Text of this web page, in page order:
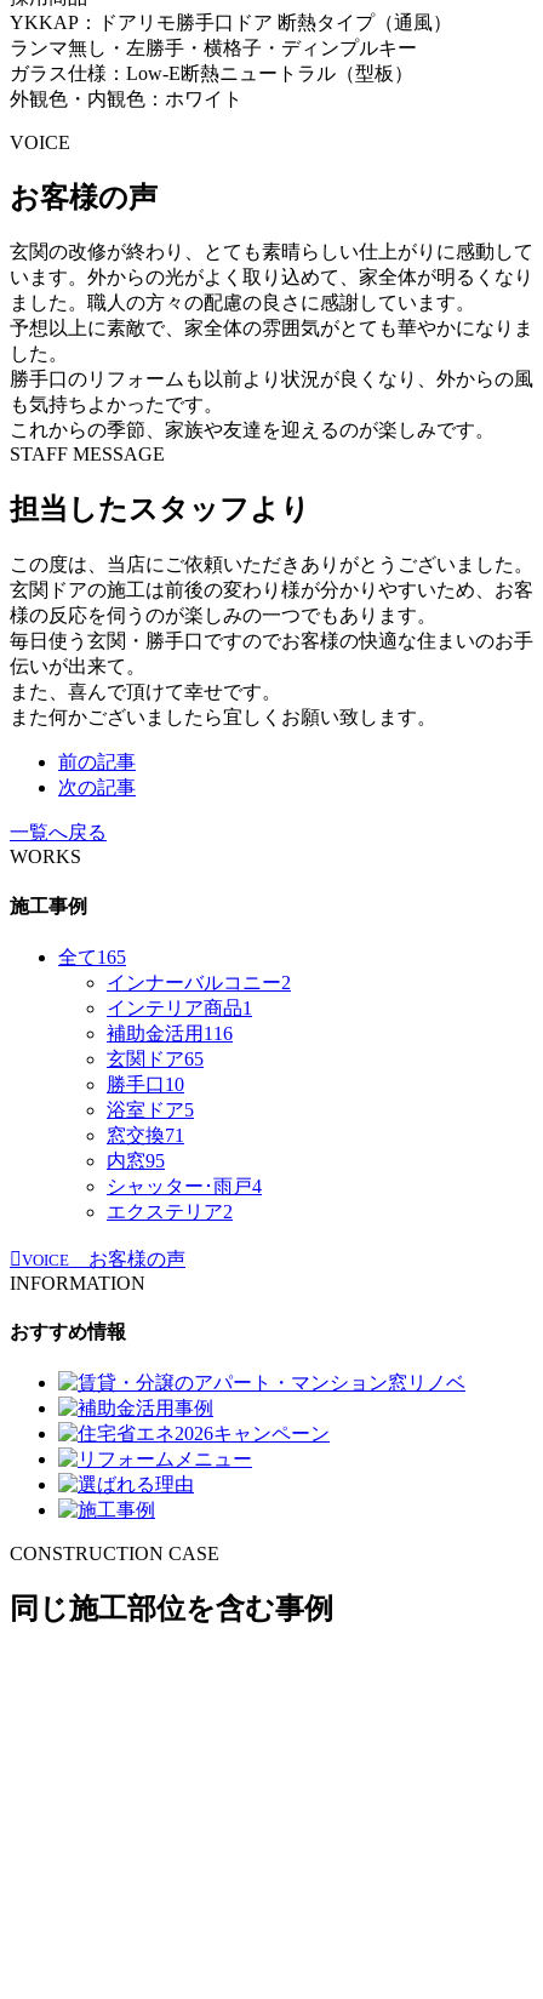
YKKAP：ドアリモ勝手口ドア 断熱タイプ（通風）
ランマ無し・左勝手・横格子・ディンプルキー
ガラス仕様：Low-E断熱ニュートラル（型板）
外観色・内観色：ホワイト
VOICE
お客様の声
玄関の改修が終わり、とても素晴らしい仕上がりに感動して
います。外からの光がよく取り込めて、家全体が明るくなり
ました。職人の方々の配慮の良さに感謝しています。
予想以上に素敵で、家全体の雰囲気がとても華やかになりま
した。
勝手口のリフォームも以前より状況が良くなり、外からの風
も気持ちよかったです。
これからの季節、家族や友達を迎えるのが楽しみです。
STAFF MESSAGE
担当したスタッフより
この度は、当店にご依頼いただきありがとうございました。
玄関ドアの施工は前後の変わり様が分かりやすいため、お客
様の反応を伺うのが楽しみの一つでもあります。
毎日使う玄関・勝手口ですのでお客様の快適な住まいのお手
伝いが出来て。
また、喜んで頂けて幸せです。
また何かございましたら宜しくお願い致します。
前の記事
次の記事
一覧へ戻る
WORKS
施工事例
全て165
インナーバルコニー2
インテリア商品1
補助金活用 116
玄関ドア65
勝手口10
浴室ドア5
窓交換71
内窓95
シャッター･雨戸4
エクステリア2
VOICE
お客様の声
INFORMATION
おすすめ情報
CONSTRUCTION CASE
同じ施工部位を含む事例